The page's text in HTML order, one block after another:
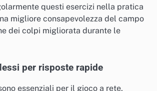
questi esercizi nella pratica
migliore consapevolezza del campo
dei colpi migliorata durante le
per risposte rapide
essenziali per il gioco a rete,